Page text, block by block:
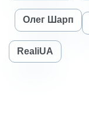
Олег Шарп
RealiUA